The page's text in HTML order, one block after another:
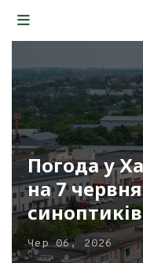
Погода у
на 7
синоптиків
Чер 06, 2026